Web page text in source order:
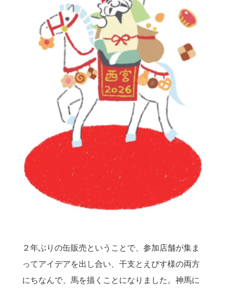
２年ぶりの缶販売ということで、参加店舗が集ま
ってアイデアを出し合い、干支とえびす様の両方
にちなんで、馬を描くことになりました。神馬に